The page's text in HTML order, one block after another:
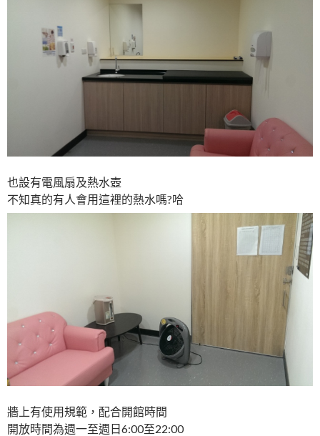
也設有電風扇及熱水壺
不知真的有人會用這裡的熱水嗎?哈
牆上有使用規範，配合開館時間
開放時間為週一至週日6:00至22:00